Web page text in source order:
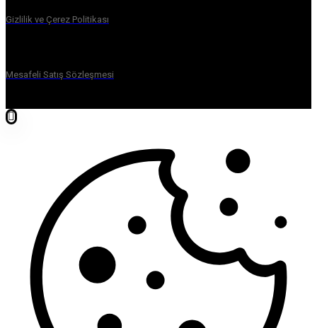
Gizlilik ve Çerez Politikası
Mesafeli Satış Sözleşmesi